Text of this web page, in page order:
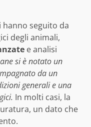
seguito da
degli animali,
e analisi
si è notato un
da un
generali e una
In molti casi, la
un dato che